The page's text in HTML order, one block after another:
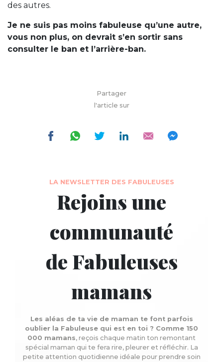
des autres.
Je ne suis pas moins fabuleuse qu’une autre,
vous non plus, on devrait s’en sortir sans
consulter le ban et l’arrière-ban.
Partager
l'article sur
LA NEWSLETTER DES FABULEUSES
Rejoins une
communauté
de Fabuleuses
mamans
Les aléas de ta vie de maman te font parfois
oublier la Fabuleuse qui est en toi ? Comme 150
000 mamans, reçois chaque matin ton remontant
spécial maman qui te fera rire, pleurer et réfléchir. La
petite attention quotidienne idéale pour prendre soin